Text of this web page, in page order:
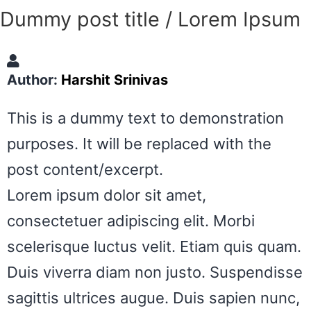
Dummy post title / Lorem Ipsum
Author: Harshit Srinivas
This is a dummy text to demonstration
purposes. It will be replaced with the
post content/excerpt.
Lorem ipsum dolor sit amet,
consectetuer adipiscing elit. Morbi
scelerisque luctus velit. Etiam quis quam.
Duis viverra diam non justo. Suspendisse
sagittis ultrices augue. Duis sapien nunc,